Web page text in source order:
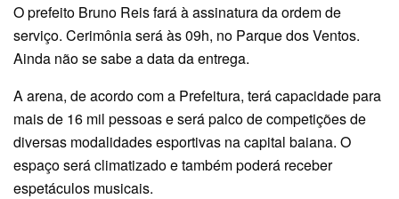
O prefeito Bruno Reis fará à assinatura da ordem de
serviço. Cerimônia será às 09h, no Parque dos Ventos.
Ainda não se sabe a data da entrega.
A arena, de acordo com a Prefeitura, terá capacidade para
mais de 16 mil pessoas e será palco de competições de
diversas modalidades esportivas na capital baiana. O
espaço será climatizado e também poderá receber
espetáculos musicais.